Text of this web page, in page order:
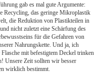
gab es mal gute Argumente:
Recycling, das geringe Mikroplastik
die Reduktion von Plastikteilen in
nicht zuletzt eine Schärfung des
für die Gefahren von
Nahrungskette. Und ja, ich
mit befestigtem Deckel trinken
Unsere Zeit sollten wir besser
wirklich bestimmt.